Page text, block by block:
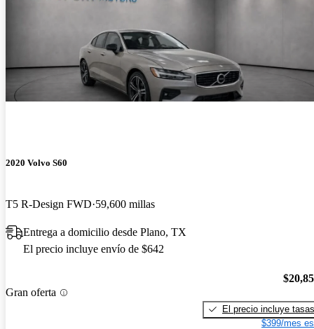
2020 Volvo S60
T5 R-Design FWD 59,600 millas
Entrega a domicilio desde Plano, TX
El precio incluye envío de $642
Gran oferta
El precio incluye tasas
$399/mes